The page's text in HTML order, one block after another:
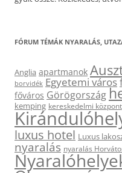
FÓRUM TÉMÁK NYARALÁS,
Anglia apartmanok
borvidék Egyetemi város
főváros Görögország
kemping kereskedelmi központ
luxus hotel Luxus
nyaralás nyaralás